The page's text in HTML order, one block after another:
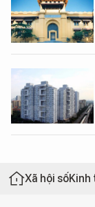
Xã hội sốKinh